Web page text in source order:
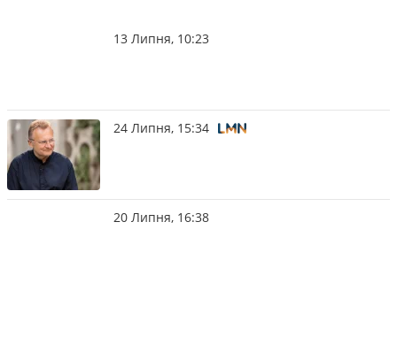
13 Липня, 10:23
24 Липня, 15:34
20 Липня, 16:38